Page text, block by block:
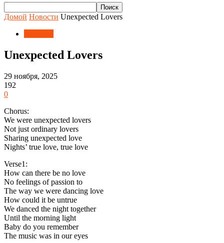
Домой Новости Unexpected Lovers
Unexpected Lovers
29 ноября, 2025
192
0
Chorus:
We were unexpected lovers
Not just ordinary lovers
Sharing unexpected love
Nights’ true love, true love
Verse1:
How can there be no love
No feelings of passion to
The way we were dancing love
How could it be untrue
We danced the night together
Until the morning light
Baby do you remember
The music was in our eyes